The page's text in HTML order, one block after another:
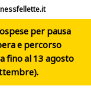
per pausa
e percorso
fino al 13 agosto